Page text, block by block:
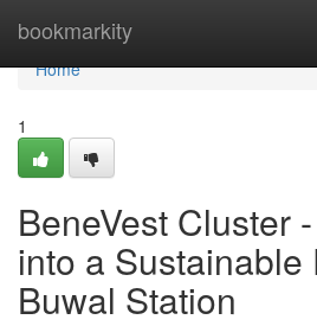
bookmarkity
Home
Home
1
BeneVest Cluster
into a Sustainable
Buwal Station